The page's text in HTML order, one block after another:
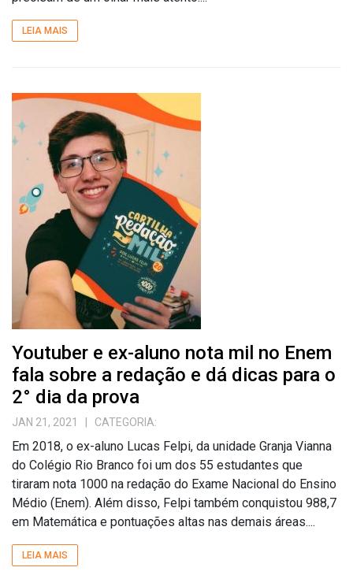
LEIA MAIS
Youtuber e ex-aluno nota mil no Enem
fala sobre a redação e dá dicas para o
2° dia da prova
JAN 21, 2021 | CATEGORIA:
Em 2018, o ex-aluno Lucas Felpi, da unidade Granja Vianna
do Colégio Rio Branco foi um dos 55 estudantes que
tiraram nota 1000 na redação do Exame Nacional do Ensino
Médio (Enem). Além disso, Felpi também conquistou 988,7
em Matemática e pontuações altas nas demais áreas....
LEIA MAIS